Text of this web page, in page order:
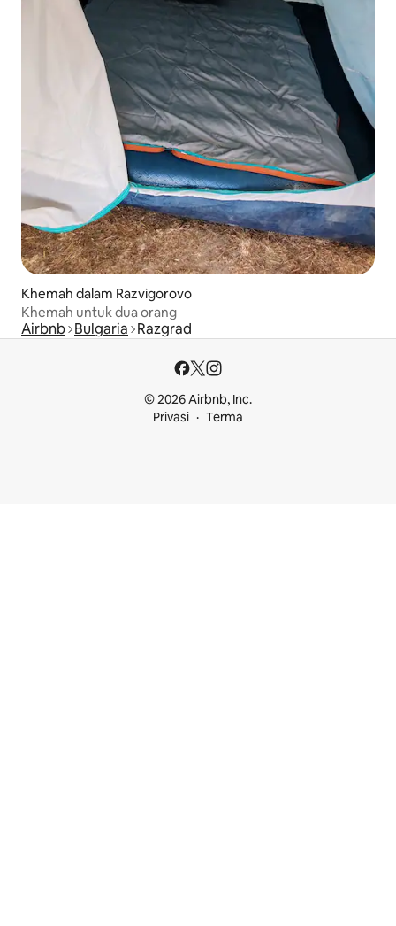
Khemah dalam Razvigorovo
Khemah untuk dua orang
Airbnb Bulgaria Razgrad
© 2026 Airbnb, Inc.
Privasi
Terma